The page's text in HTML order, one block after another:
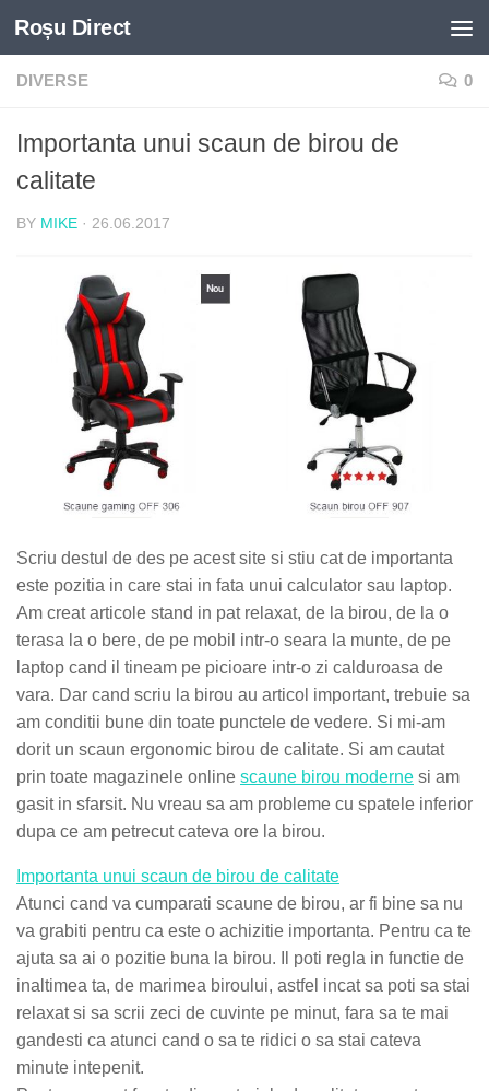
Skip to content
Roșu Direct
DIVERSE 0
Importanta unui scaun de birou de
calitate
BY MIKE · 26.06.2017
Scriu destul de des pe acest site si stiu cat de importanta
este pozitia in care stai in fata unui calculator sau laptop.
Am creat articole stand in pat relaxat, de la birou, de la o
terasa la o bere, de pe mobil intr-o seara la munte, de pe
laptop cand il tineam pe picioare intr-o zi calduroasa de
vara. Dar cand scriu la birou au articol important, trebuie sa
am conditii bune din toate punctele de vedere. Si mi-am
dorit un scaun ergonomic birou de calitate. Si am cautat
prin toate magazinele online scaune birou moderne si am
gasit in sfarsit. Nu vreau sa am probleme cu spatele inferior
dupa ce am petrecut cateva ore la birou.
Importanta unui scaun de birou de calitate
Atunci cand va cumparati scaune de birou, ar fi bine sa nu
va grabiti pentru ca este o achizitie importanta. Pentru ca te
ajuta sa ai o pozitie buna la birou. Il poti regla in functie de
inaltimea ta, de marimea biroului, astfel incat sa poti sa stai
relaxat si sa scrii zeci de cuvinte pe minut, fara sa te mai
gandesti ca atunci cand o sa te ridici o sa stai cateva
minute intepenit.